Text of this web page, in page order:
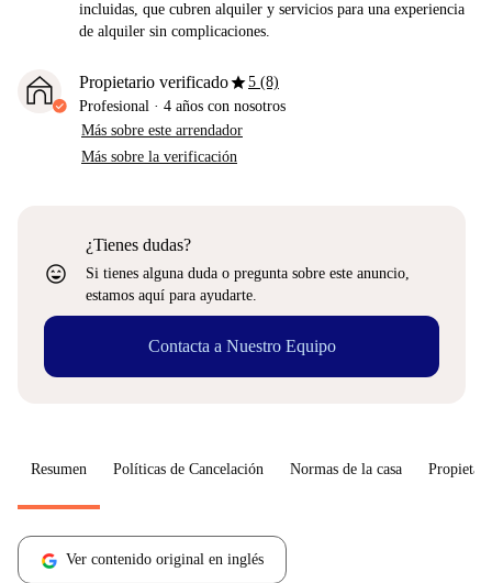
incluidas, que cubren alquiler y servicios para una experiencia
de alquiler sin complicaciones.
Propietario verificadostar5 (8)
Profesional · 4 años con nosotros
Más sobre este arrendador
Más sobre la verificación
sentiment_very_satisfied
¿Tienes dudas?
Si tienes alguna duda o pregunta sobre este anuncio,
estamos aquí para ayudarte.
Contacta a Nuestro Equipo
Resumen Políticas de Cancelación Normas de la casa
Ver contenido original en inglés